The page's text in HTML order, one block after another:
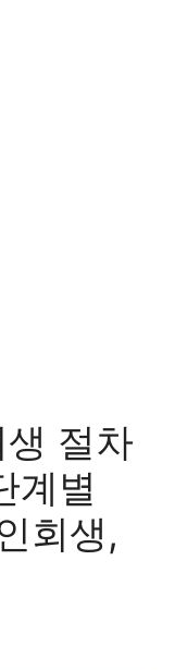
절차
계별
회생,